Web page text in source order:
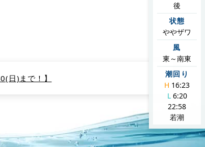
後
状態
ややザワ
風
東～南東
潮回り
H 16:23
L6:20
22:58
若潮
日)まで！】